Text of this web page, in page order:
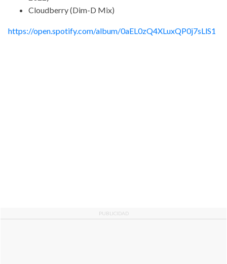
Cloudberry (Dim-D Mix)
https://open.spotify.com/album/0aEL0zQ4XLuxQP0j7sLlS1
PUBLICIDAD